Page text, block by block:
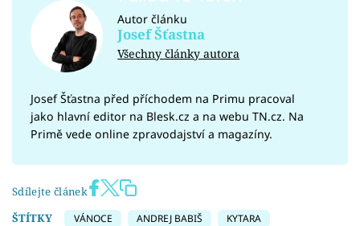
Autor článku
Josef Šťastna
Všechny články autora
Josef Šťastna před příchodem na Primu pracoval
jako hlavní editor na Blesk.cz a na webu TN.cz. Na
Primě vede online zpravodajství a magazíny.
Sdílejte článek
ŠTÍTKY
VÁNOCE ANDREJ BABIŠ
KYTARA